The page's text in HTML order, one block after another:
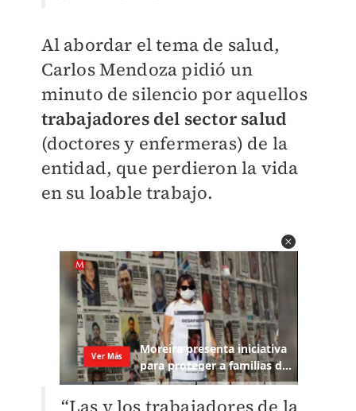
Al abordar el tema de salud,
Carlos Mendoza pidió un
minuto de silencio por aquellos
trabajadores del sector salud
(doctores y enfermeras) de la
entidad, que perdieron la vida
en su loable trabajo.
“Las y los trabajadores de la